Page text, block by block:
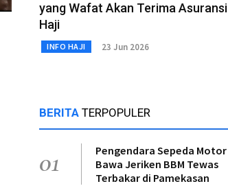
yang Wafat Akan Terima Asuransi
Haji
INFO HAJI 23 Jun 2026
BERITA TERPOPULER
01
Pengendara Sepeda Motor
Bawa Jeriken BBM Tewas
Terbakar di Pamekasan